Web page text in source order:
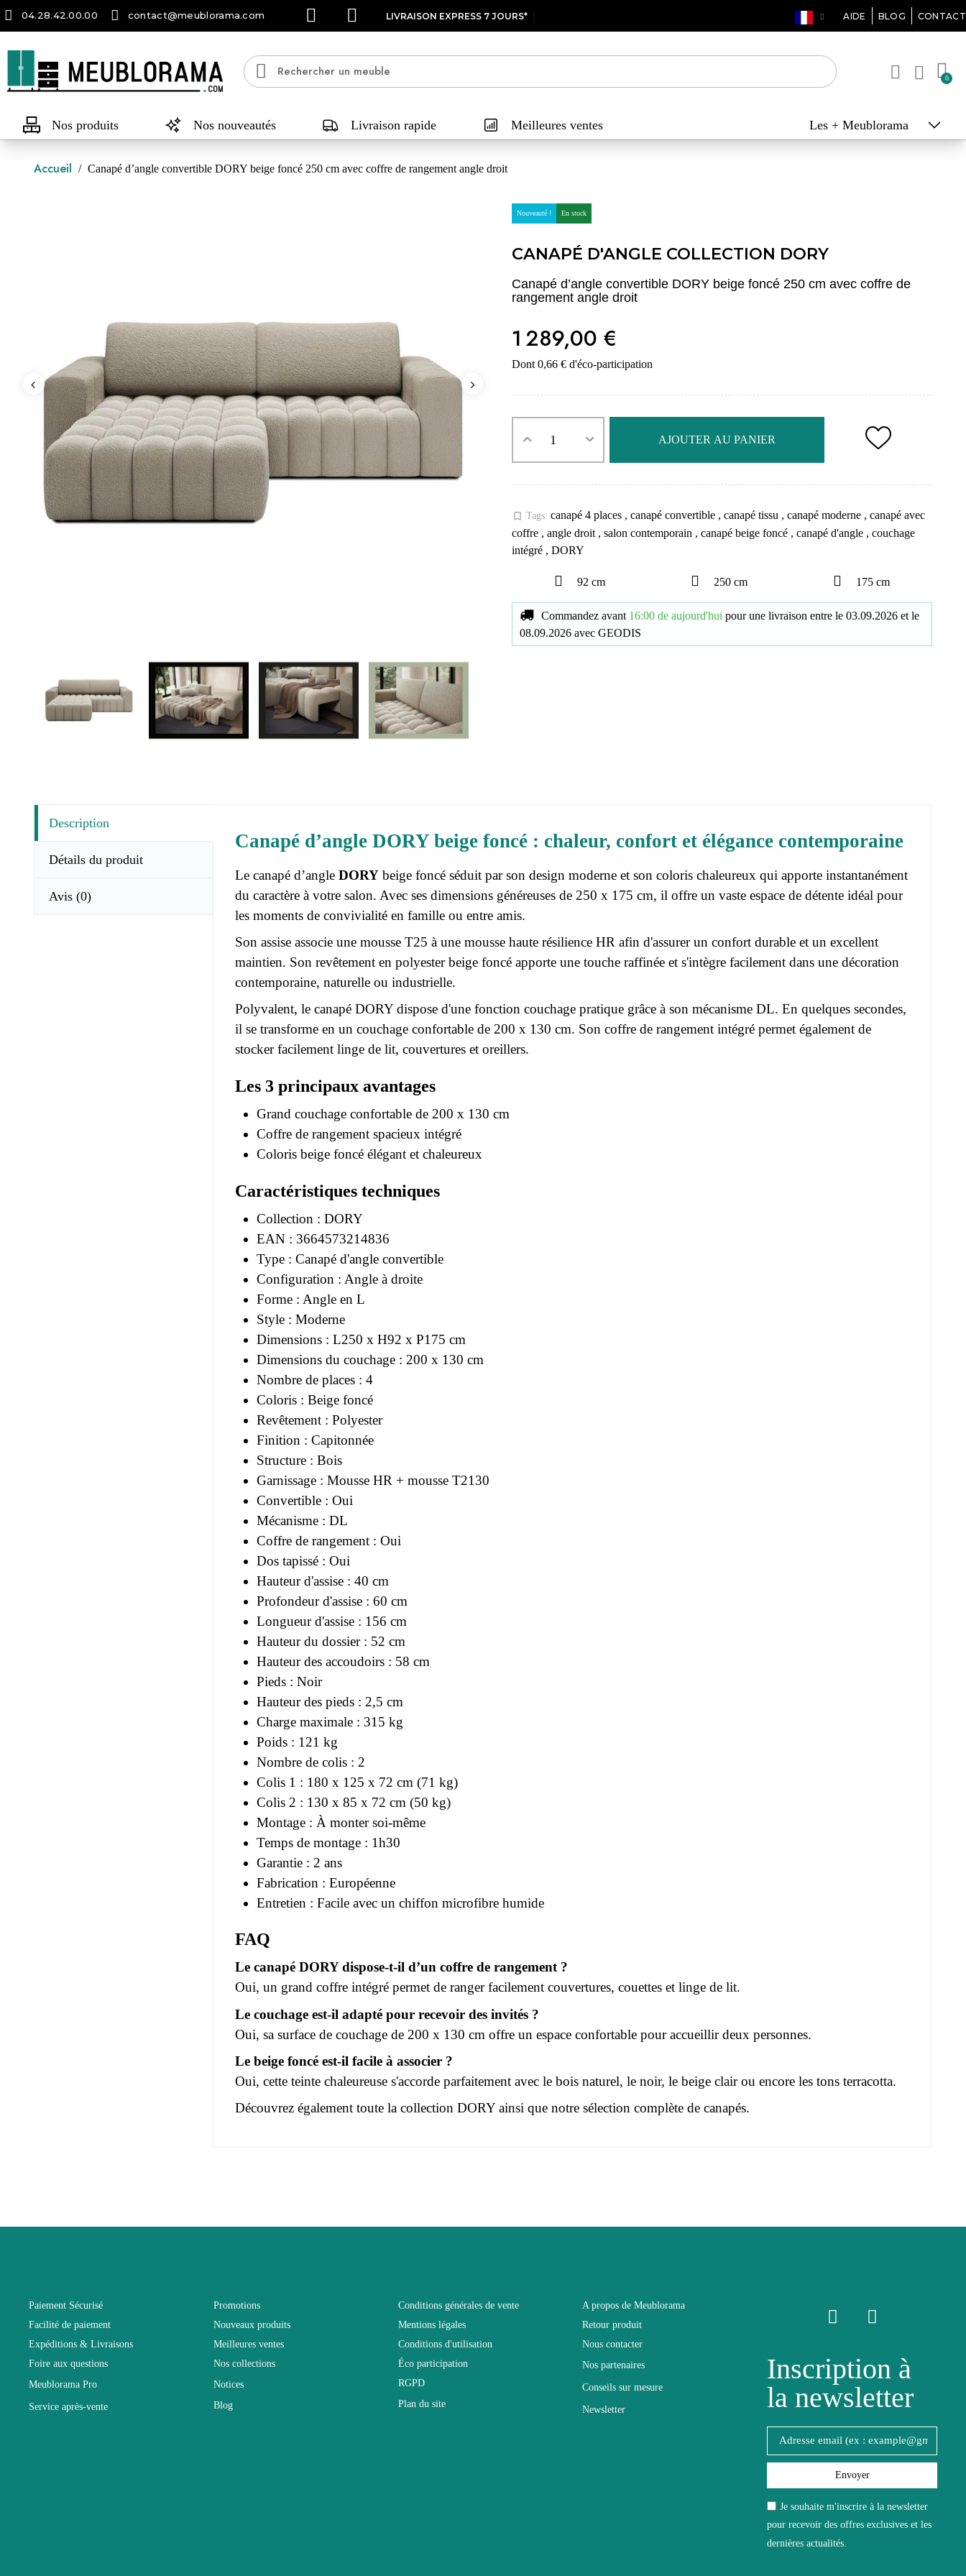
04.28.42.00.00 contact@meublorama.com LIVRAISON EXPRESS 7 JOURS* AIDE BLOG CONTACT
Nos produits Nos nouveautés Livraison rapide Meilleures ventes Les + Meublorama
Accueil Canapé d’angle convertible DORY beige foncé 250 cm avec coffre de rangement angle droit
Nouveauté ! En stock
CANAPÉ D'ANGLE COLLECTION DORY
Canapé d’angle convertible DORY beige foncé 250 cm avec coffre de
rangement angle droit
1 289,00 €
Dont 0,66 € d'éco-participation
AJOUTER AU PANIER
bookmark_border Tags: canapé 4 places , canapé convertible , canapé tissu , canapé moderne , canapé avec
coffre , angle droit , salon contemporain , canapé beige foncé , canapé d'angle , couchage
intégré , DORY
92 cm 250 cm 175 cm
Commandez avant 16:00 de aujourd'hui pour une livraison entre le 03.09.2026 et le
08.09.2026 avec GEODIS
Description
Détails du produit
Avis (0)
Canapé d’angle DORY beige foncé : chaleur, confort et élégance contemporaine
Le canapé d’angle DORY beige foncé séduit par son design moderne et son coloris chaleureux qui apporte instantanément
du caractère à votre salon. Avec ses dimensions généreuses de 250 x 175 cm, il offre un vaste espace de détente idéal pour
les moments de convivialité en famille ou entre amis.
Son assise associe une mousse T25 à une mousse haute résilience HR afin d'assurer un confort durable et un excellent
maintien. Son revêtement en polyester beige foncé apporte une touche raffinée et s'intègre facilement dans une décoration
contemporaine, naturelle ou industrielle.
Polyvalent, le canapé DORY dispose d'une fonction couchage pratique grâce à son mécanisme DL. En quelques secondes,
il se transforme en un couchage confortable de 200 x 130 cm. Son coffre de rangement intégré permet également de
stocker facilement linge de lit, couvertures et oreillers.
Les 3 principaux avantages
Grand couchage confortable de 200 x 130 cm
Coffre de rangement spacieux intégré
Coloris beige foncé élégant et chaleureux
Caractéristiques techniques
Collection : DORY
EAN : 3664573214836
Type : Canapé d'angle convertible
Configuration : Angle à droite
Forme : Angle en L
Style : Moderne
Dimensions : L250 x H92 x P175 cm
Dimensions du couchage : 200 x 130 cm
Nombre de places : 4
Coloris : Beige foncé
Revêtement : Polyester
Finition : Capitonnée
Structure : Bois
Garnissage : Mousse HR + mousse T2130
Convertible : Oui
Mécanisme : DL
Coffre de rangement : Oui
Dos tapissé : Oui
Hauteur d'assise : 40 cm
Profondeur d'assise : 60 cm
Longueur d'assise : 156 cm
Hauteur du dossier : 52 cm
Hauteur des accoudoirs : 58 cm
Pieds : Noir
Hauteur des pieds : 2,5 cm
Charge maximale : 315 kg
Poids : 121 kg
Nombre de colis : 2
Colis 1 : 180 x 125 x 72 cm (71 kg)
Colis 2 : 130 x 85 x 72 cm (50 kg)
Montage : À monter soi-même
Temps de montage : 1h30
Garantie : 2 ans
Fabrication : Européenne
Entretien : Facile avec un chiffon microfibre humide
FAQ
Le canapé DORY dispose-t-il d’un coffre de rangement ?
Oui, un grand coffre intégré permet de ranger facilement couvertures, couettes et linge de lit.
Le couchage est-il adapté pour recevoir des invités ?
Oui, sa surface de couchage de 200 x 130 cm offre un espace confortable pour accueillir deux personnes.
Le beige foncé est-il facile à associer ?
Oui, cette teinte chaleureuse s'accorde parfaitement avec le bois naturel, le noir, le beige clair ou encore les tons terracotta.
Découvrez également toute la collection DORYainsi que notre sélection complète de canapés.
Electrique Non
Paiement Sécurisé
Facilité de paiement
Expéditions & Livraisons
Foire aux questions
Meublorama Pro
Service après-vente
Promotions
Nouveaux produits
Meilleures ventes
Nos collections
Notices
Blog
Conditions générales de vente
Mentions légales
Conditions d'utilisation
Éco participation
RGPD
Plan du site
A propos de Meublorama
Retour produit
Nous contacter
Nos partenaires
Conseils sur mesure
Newsletter
Inscription à
la newsletter
Envoyer
Je souhaite m'inscrire à la newsletter
pour recevoir des offres exclusives et les
dernières actualités.